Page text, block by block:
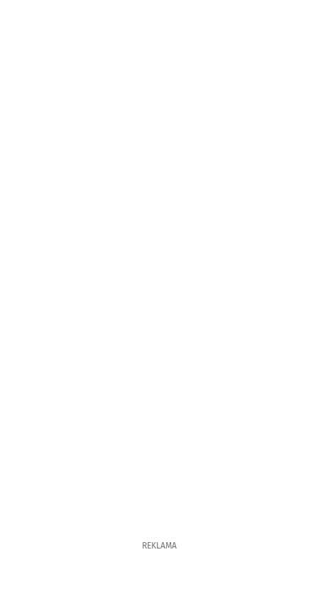
REKLAMA